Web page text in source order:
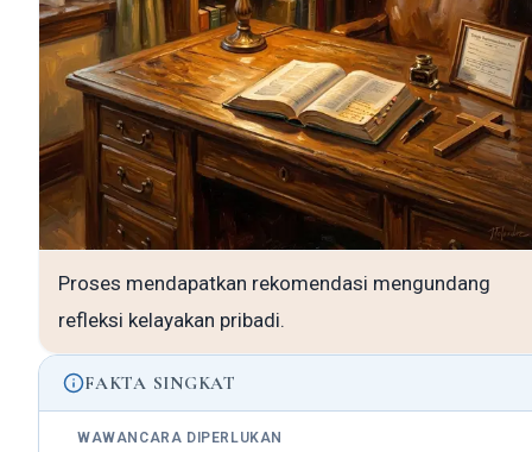
Proses mendapatkan rekomendasi mengundang
refleksi kelayakan pribadi.
FAKTA SINGKAT
WAWANCARA DIPERLUKAN